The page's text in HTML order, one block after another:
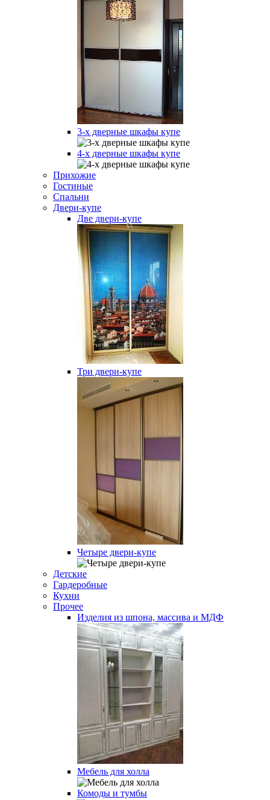
3-х дверные шкафы купе
4-х дверные шкафы купе
Прихожие
Гостиные
Спальни
Двери-купе
Две двери-купе
Три двери-купе
Четыре двери-купе
Детские
Гардеробные
Кухни
Прочее
Изделия из шпона, массива и МДФ
Мебель для холла
Комоды и тумбы